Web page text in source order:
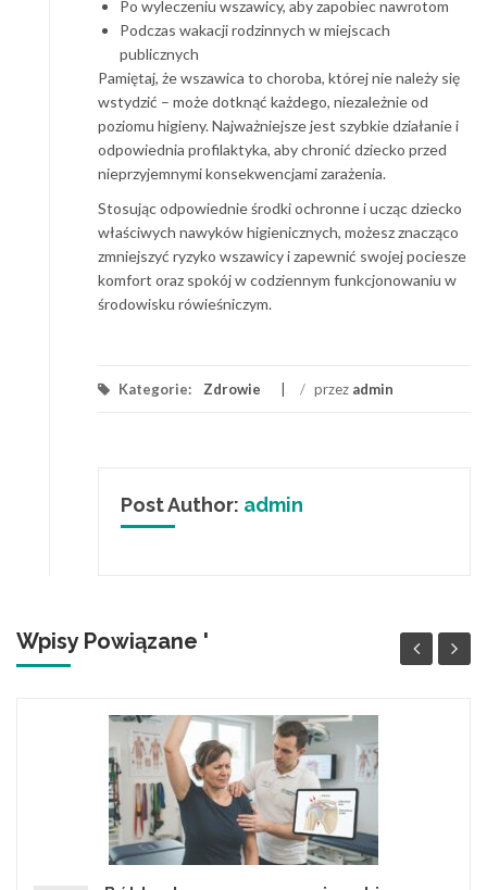
Po wyleczeniu wszawicy, aby zapobiec nawrotom
Podczas wakacji rodzinnych w miejscach
publicznych
Pamiętaj, że wszawica to choroba, której nie należy się
wstydzić – może dotknąć każdego, niezależnie od
poziomu higieny. Najważniejsze jest szybkie działanie i
odpowiednia profilaktyka, aby chronić dziecko przed
nieprzyjemnymi konsekwencjami zarażenia.
Stosując odpowiednie środki ochronne i ucząc dziecko
właściwych nawyków higienicznych, możesz znacząco
zmniejszyć ryzyko wszawicy i zapewnić swojej pociesze
komfort oraz spokój w codziennym funkcjonowaniu w
środowisku rówieśniczym.
Kategorie: Zdrowie / przez admin
Post Author: admin
Wpisy Powiązane '